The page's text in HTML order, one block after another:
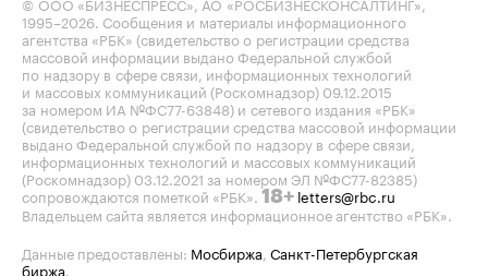
1995–2026. Сообщения и материалы информационного
агентства «РБК» (свидетельство о регистрации средства
массовой информации выдано Федеральной службой
по надзору в сфере связи, информационных технологий
и массовых коммуникаций (Роскомнадзор) 09.12.2015
за номером ИА №ФС77-63848) и сетевого издания «РБК»
(свидетельство о регистрации средства массовой информации
выдано Федеральной службой по надзору в сфере связи,
информационных технологий и массовых коммуникаций
(Роскомнадзор) 03.12.2021 за номером ЭЛ №ФС77-82385)
сопровождаются пометкой «РБК». 18+ letters@rbc.ru
Владельцем сайта является информационное агентство «РБК».
Данные предоставлены: Мосбиржа, Санкт-Петербургская
биржа.